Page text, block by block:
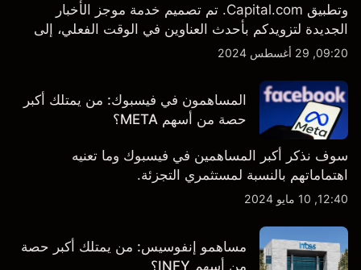
وتطبيق Capital.com. تم تصميم خدمة موجز الأخبار
الجديدة لتزويدكم بأحدث العناوين في الوقت الفعلي، إلى
جانب قصص إخبارية مخصصة وتقارير تحليلية متعمقة - وكل
بالضبط.
09:20, 29 أغسطس 2024
المساهمون في فيسبوك: من يمتلك أكبر
حصة من أسهم META؟
سوف نذكر أكبر المساهمين في فيسبوك وما تعنيه
اهتماماتهم بالنسبة لمستثمري التجزئة.
12:40, 10 مايو 2024
مساهمو إنفوسيس: من يمتلك أكبر حصة
من أسهم INFY؟